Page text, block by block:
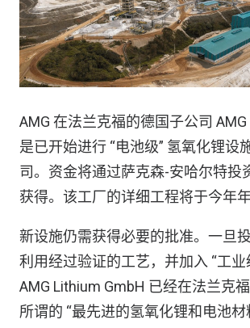
AMG 在法兰克福的德国子公司
是已开始进行 “电池级” 氢氧化锂设
司。资金将通过萨克森-安哈尔特投
获得。该工厂的详细工程将于今年年
新设施仍需获得必要的批准。一旦
利用经过验证的工艺，并加入 “工业
AMG Lithium GmbH 已经在法兰克
所谓的 “最先进的氢氧化锂和电池材